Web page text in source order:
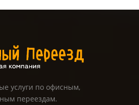
услуги по офисным,
переездам.